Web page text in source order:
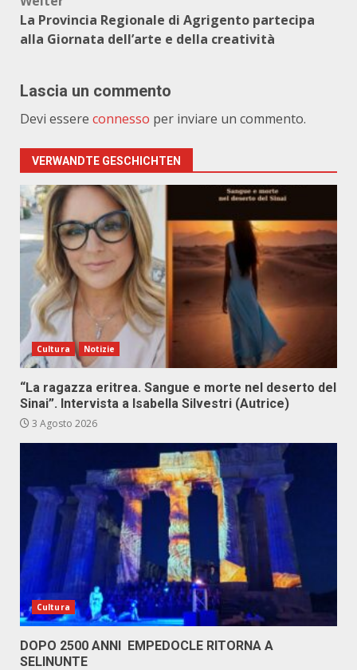
La Provincia Regionale di Agrigento partecipa
alla Giornata dell’arte e della creatività
Lascia un commento
Devi essere connesso per inviare un commento.
VERWANDTE GESCHICHTEN
Cultura Notizie
“La ragazza eritrea. Sangue e morte nel deserto del
Sinai”. Intervista a Isabella Silvestri (Autrice)
3 Agosto 2026
Cultura
DOPO 2500 ANNI EMPEDOCLE RITORNA A
SELINUNTE